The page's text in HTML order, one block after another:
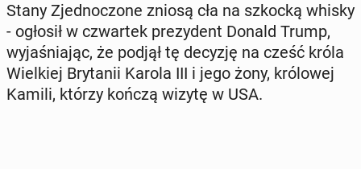
Stany Zjed­no­czo­ne zniosą cła na szkocką whisky
- ogłosił w czwar­tek pre­zy­dent Donald Trump,
wy­ja­śnia­jąc, że podjął tę decyzję na cześć króla
Wiel­kiej Bry­ta­nii Karola III i jego żony, kró­lo­wej
Kamili, którzy kończą wizytę w USA.